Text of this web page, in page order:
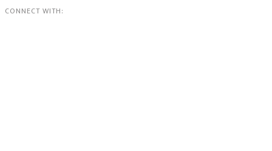
CONNECT WITH: